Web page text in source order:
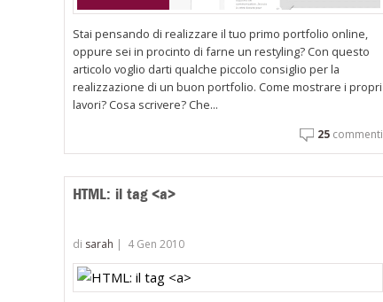
Stai pensando di realizzare il tuo primo portfolio online,
oppure sei in procinto di farne un restyling? Con questo
articolo voglio darti qualche piccolo consiglio per la
realizzazione di un buon portfolio. Come mostrare i propri
lavori? Cosa scrivere? Che...
25commenti
HTML: il tag <a>
di sarah | 4 Gen 2010